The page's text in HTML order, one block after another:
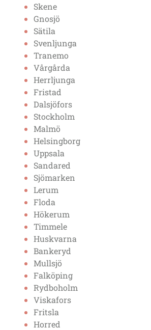
Skene
Gnosjö
Sätila
Svenljunga
Tranemo
Vårgårda
Herrljunga
Fristad
Dalsjöfors
Stockholm
Malmö
Helsingborg
Uppsala
Sandared
Sjömarken
Lerum
Floda
Hökerum
Timmele
Huskvarna
Bankeryd
Mullsjö
Falköping
Rydboholm
Viskafors
Fritsla
Horred